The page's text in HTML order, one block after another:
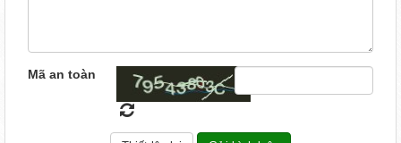
Mã an toàn